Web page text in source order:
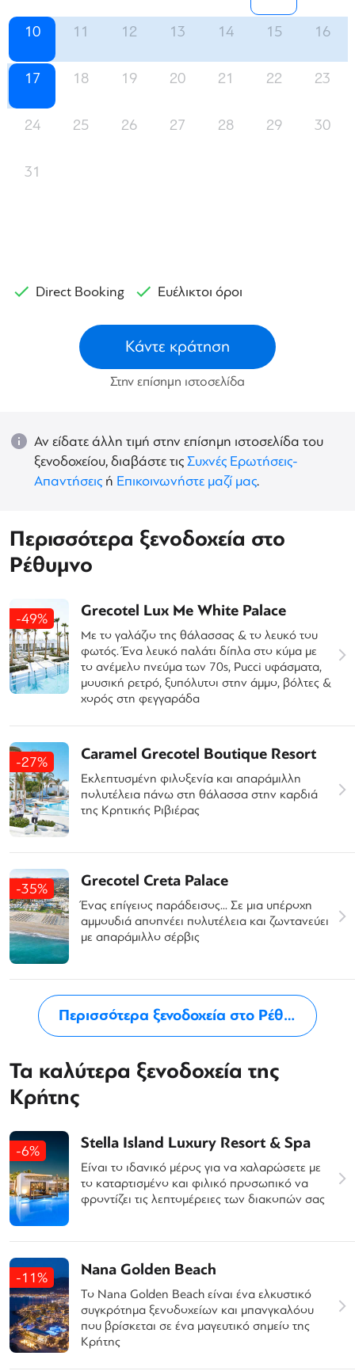
10 11 12 13 14 15 16
17 18 19 20 21 22 23
24 25 26 27 28 29 30
31
Direct Booking Ευέλικτοι όροι
Κάντε κράτηση
Στην επίσημη ιστοσελίδα
Αν είδατε άλλη τιμή στην επίσημη ιστοσελίδα του
ξενοδοχείου, διαβάστε τιςΣυχνές Ερωτήσεις-
Απαντήσεις ή Επικοινωνήστε μαζί μας.
Περισσότερα ξενοδοχεία στο
Ρέθυμνο
-49% Grecotel Lux Me White Palace
Mε το γαλάζιο της θάλασσας & το λευκό του
φωτός. Ένα λευκό παλάτι δίπλα στο κύμα με
το ανέμελο πνεύμα των 70s, Pucci υφάσματα,
μουσική ρετρό, ξυπόλυτοι στην άμμο, βόλτες &
χορός στη φεγγαράδα
-27% Caramel Grecotel Boutique Resort
Εκλεπτυσμένη φιλοξενία και απαράμιλλη
πολυτέλεια πάνω στη θάλασσα στην καρδιά
της Κρητικής Ριβιέρας
-35% Grecotel Creta Palace
Ένας επίγειος παράδεισος... Σε µια υπέροχη
αµµουδιά αποπνέει πολυτέλεια και ζωντανεύει
µε απαράμιλλο σέρβις
Περισσότερα ξενοδοχεία στο Ρέθυμνο
Τα καλύτερα ξενοδοχεία της
Κρήτης
-6% Stella Island Luxury Resort & Spa
Είναι το ιδανικό μέρος για να χαλαρώσετε με
το καταρτισμένο και φιλικό προσωπικό να
φροντίζει τις λεπτομέρειες των διακοπών σας
-11% Nana Golden Beach
Το Nana Golden Beach είναι ένα ελκυστικό
συγκρότημα ξενοδοχείων και μπανγκαλόου
που βρίσκεται σε ένα μαγευτικό σημείο της
Κρήτης